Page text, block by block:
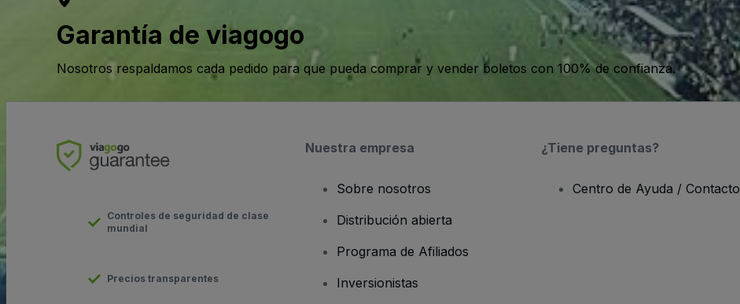
Garantía de viagogo
Nosotros respaldamos cada pedido para que pueda comprar y vender boletos con 100% de confianza.
Controles de seguridad de clase
mundial
Precios transparentes
Nuestra empresa
Sobre nosotros
Distribución abierta
Programa de Afiliados
Inversionistas
¿Tiene preguntas?
Centro de Ayuda / Contacto